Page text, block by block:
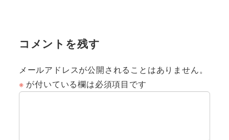
コメントを残す
メールアドレスが公開されることはありません。
※ が付いている欄は必須項目です